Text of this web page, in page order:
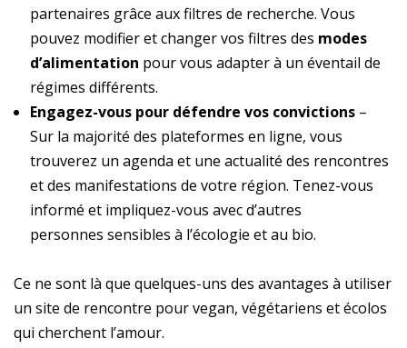
partenaires grâce aux filtres de recherche. Vous
pouvez modifier et changer vos filtres des modes
d’alimentation pour vous adapter à un éventail de
régimes différents.
Engagez-vous pour défendre vos convictions –
Sur la majorité des plateformes en ligne, vous
trouverez un agenda et une actualité des rencontres
et des manifestations de votre région. Tenez-vous
informé et impliquez-vous avec d’autres
personnes sensibles à l’écologie et au bio.
Ce ne sont là que quelques-uns des avantages à utiliser
un site de rencontre pour vegan, végétariens et écolos
qui cherchent l’amour.